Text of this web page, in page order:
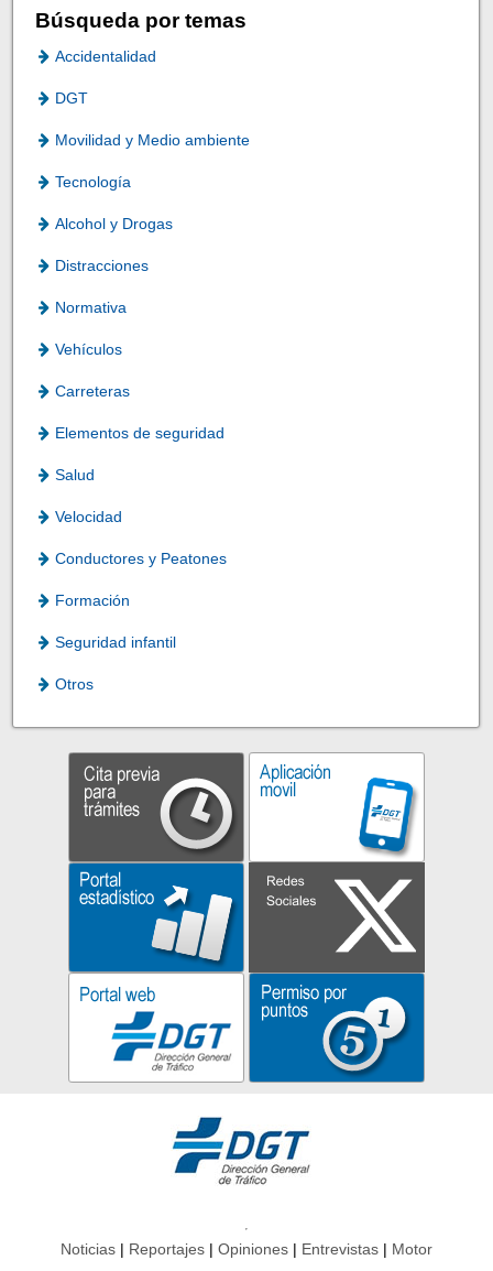
Búsqueda por temas
Accidentalidad
DGT
Movilidad y Medio ambiente
Tecnología
Alcohol y Drogas
Distracciones
Normativa
Vehículos
Carreteras
Elementos de seguridad
Salud
Velocidad
Conductores y Peatones
Formación
Seguridad infantil
Otros
Noticias Reportajes Opiniones Entrevistas Motor